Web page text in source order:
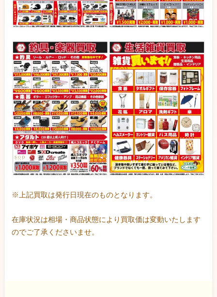
※上記買取は発行日現在のものとなります。
在庫状況は相場・商品状態により買取価は変動いたします
のでご了承くださいませ。